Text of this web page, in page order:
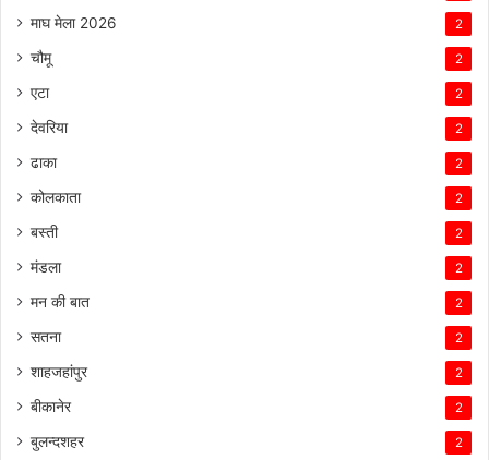
माघ मेला 2026 2
चौमू 2
एटा 2
देवरिया 2
ढाका 2
कोलकाता 2
बस्ती 2
मंडला 2
मन की बात 2
सतना 2
शाहजहांपुर 2
बीकानेर 2
बुलन्दशहर 2